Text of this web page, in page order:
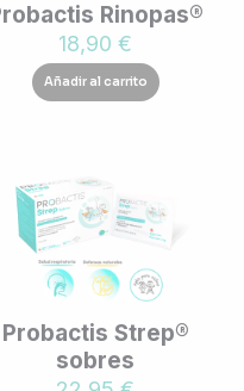
Rinopas®
18,90€
Añadir al carrito
Probactis Strep®
sobres